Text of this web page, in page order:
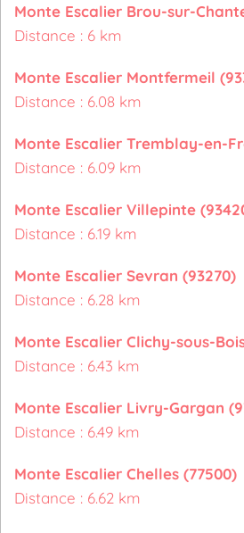
Monte Escalier Brou-sur-
Distance : 6 km
Monte Escalier Montfermeil
Distance : 6.08 km
Monte Escalier Tremblay-en-
Distance : 6.09 km
Monte Escalier Villepinte
Distance : 6.19 km
Monte Escalier Sevran (93270)
Distance : 6.28 km
Monte Escalier Clichy-sous-
Distance : 6.43 km
Monte Escalier Livry-Gargan
Distance : 6.49 km
Monte Escalier Chelles (77500)
Distance : 6.62 km